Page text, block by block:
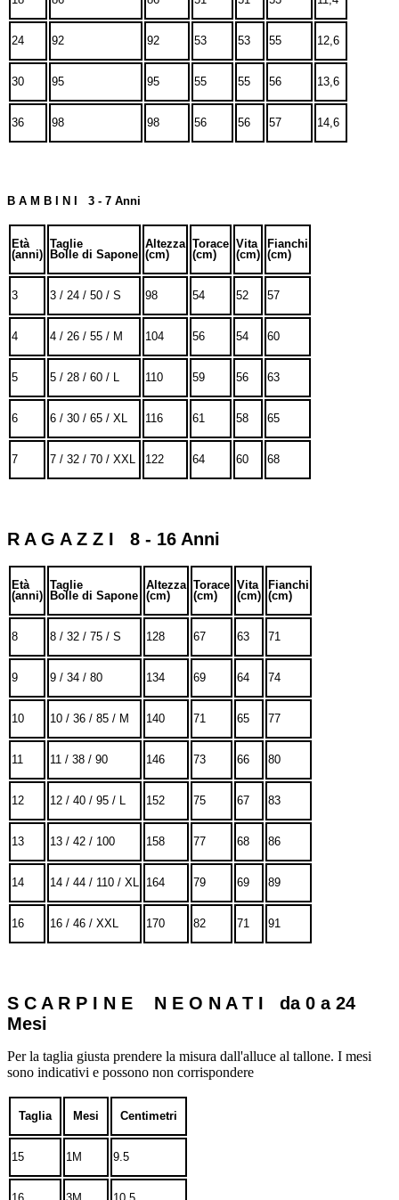
24 92 92 53 53 55 12,6
30 95 95 55 55 56 13,6
36 98 98 56 56 57 14,6
B A M B I N I 3 - 7 Anni
Età
(anni)
Taglie
Bolle di Sapone
Altezza
(cm)
Torace
(cm)
Vita
(cm)
Fianchi
(cm)
3 3 / 24 / 50 / S 98 54 52 57
4 4 / 26 / 55 / M 104 56 54 60
5 5 / 28 / 60 / L 110 59 56 63
6 6 / 30 / 65 / XL 116 61 58 65
7 7 / 32 / 70 / XXL 122 64 60 68
R A G A Z Z I 8 - 16 Anni
Età
(anni)
Taglie
Bolle di Sapone
Altezza
(cm)
Torace
(cm)
Vita
(cm)
Fianchi
(cm)
8 8 / 32 / 75 / S 128 67 63 71
9 9 / 34 / 80 134 69 64 74
10 10 / 36 / 85 / M 140 71 65 77
11 11 / 38 / 90 146 73 66 80
12 12 / 40 / 95 / L 152 75 67 83
13 13 / 42 / 100 158 77 68 86
14 14 / 44 / 110 / XL 164 79 69 89
16 16 / 46 / XXL 170 82 71 91
S C A R P I N E N E O N A T I da 0 a 24
Mesi
Per la taglia giusta prendere la misura dall'alluce al tallone. I mesi
sono indicativi e possono non corrispondere
Taglia Mesi Centimetri
15 1M 9.5